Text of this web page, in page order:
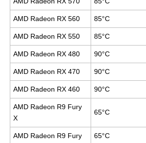
AMD Radeon RX 560 85°C
AMD Radeon RX 550 85°C
AMD Radeon RX 480 90°C
AMD Radeon RX 470 90°C
AMD Radeon RX 460 90°C
AMD Radeon R9 Fury
X
65°C
AMD Radeon R9 Fury 65°C